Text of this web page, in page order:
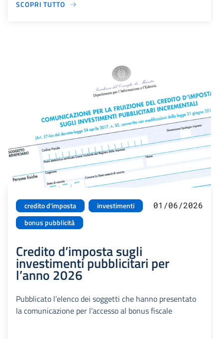
SCOPRI TUTTO
credito d'imposta
investimenti
bonus pubblicità
01/06/2026
Credito d’imposta sugli
investimenti pubblicitari per
l’anno 2026
Pubblicato l’elenco dei soggetti che hanno presentato
la comunicazione per l’accesso al bonus fiscale